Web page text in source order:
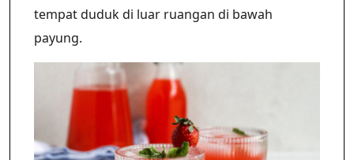
tempat duduk di luar ruangan di bawah
payung.